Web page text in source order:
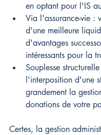
en optant pour l'IS
Via l'assurance-vie :
d'une meilleure
d'avantages
intéressants pour la
Souplesse
l'interposition d'une
grandement la
donations de votre
Certes, la gestion